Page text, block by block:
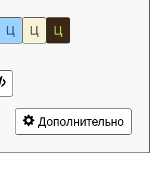
Ц Ц Ц
Дополнительно